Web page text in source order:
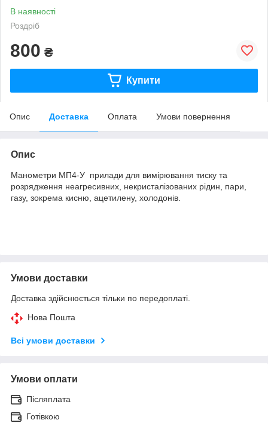
В наявності
Роздріб
800 ₴
Купити
Опис Доставка Оплата Умови повернення
Опис
Манометри МП4-У прилади для вимірювання тиску та
розрядження неагресивних, некристалізованих рідин, пари,
газу, зокрема кисню, ацетилену, холодонів.
Умови доставки
Доставка здійснюється тільки по передоплаті.
Нова Пошта
Всі умови доставки
Умови оплати
Післяплата
Готівкою